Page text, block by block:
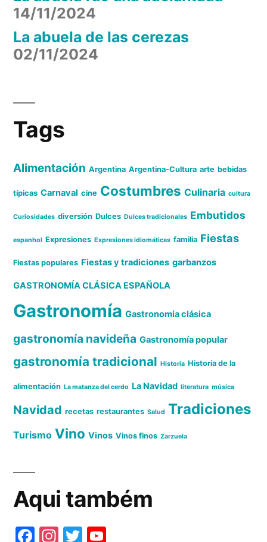
14/11/2024
La abuela de las cerezas
02/11/2024
Tags
Alimentación Argentina Argentina-Cultura arte bebidas
típicas Carnaval cine Costumbres Culinaria cultura
Curiosidades diversión Dulces Dulces tradicionales Embutidos
espanhol Expresiones Expresiones idiomáticas familia Fiestas
Fiestas populares Fiestas y tradiciones garbanzos
GASTRONOMÍA CLÁSICA ESPAÑOLA
Gastronomía Gastronomía clásica
gastronomía navideña Gastronomía popular
gastronomía tradicional Historia Historia de la
alimentación La matanza del cerdo La Navidad literatura música
Navidad recetas restaurantes Salud Tradiciones
Turismo Vino Vinos Vinos finos Zarzuela
Aqui também
Fa In T